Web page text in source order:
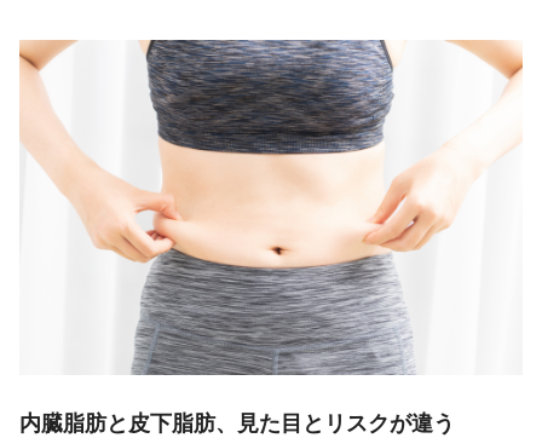
内臓脂肪と皮下脂肪、見た目とリスクが違う